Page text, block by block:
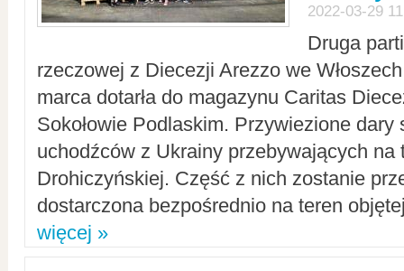
2022-03-29
Druga
rzeczowej z Diecezji Arezzo we
marca dotarła do magazynu Caritas
Sokołowie Podlaskim. Przywiezione dary
uchodźców z Ukrainy przebywających na
Drohiczyńskiej. Część z nich zostanie
dostarczona bezpośrednio na teren
więcej »